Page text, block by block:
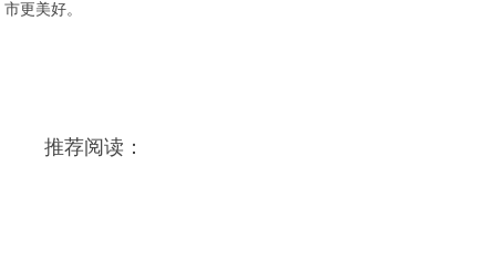
市更美好。
推荐阅读：